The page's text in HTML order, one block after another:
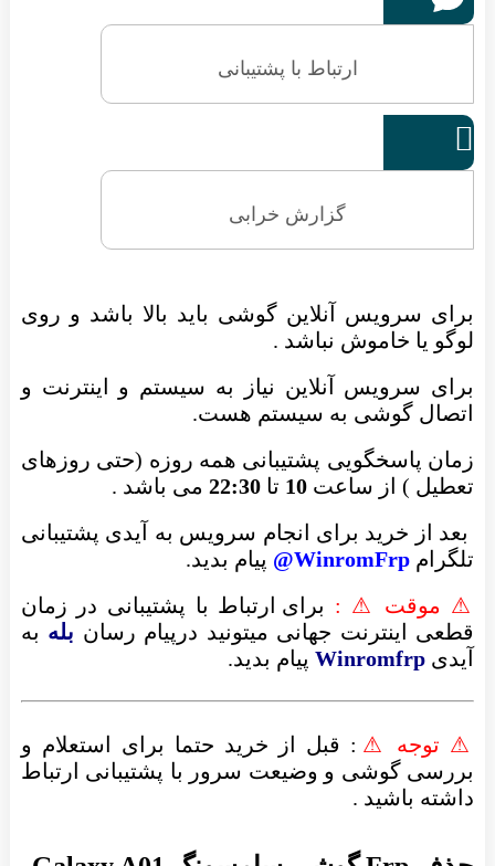
ارتباط با پشتیبانی

گزارش خرابی
برای سرویس آنلاین گوشی باید بالا باشد و روی
لوگو یا خاموش نباشد .
برای سرویس آنلاین نیاز به سیستم و اینترنت و
اتصال گوشی به سیستم هست.
زمان پاسخگویی پشتیبانی همه روزه (حتی روزهای
تعطیل ) از ساعت 10 تا 22:30می باشد .
بعد از خرید برای انجام سرویس به آیدی پشتیبانی
تلگرام WinromFrp@
پیام بدید.
⚠ موقت ⚠ : برای ارتباط با پشتیبانی در زمان
قطعی اینترنت جهانی میتونید درپیام رسان بله به
آیدی Winromfrp پیام بدید.
⚠ توجه ⚠ : قبل از خرید حتما برای استعلام و
بررسی گوشی و وضیعت سرور با پشتیبانی ارتباط
داشته باشید .